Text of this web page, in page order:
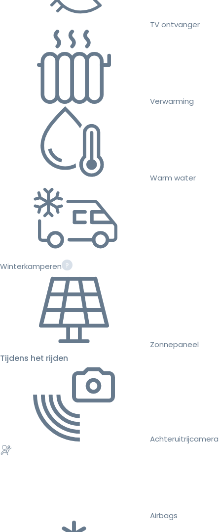
TV ontvanger
Verwarming
Warm water
Winterkamperen
Zonnepaneel
Tijdens het rijden
Achteruitrijcamera
Airbags